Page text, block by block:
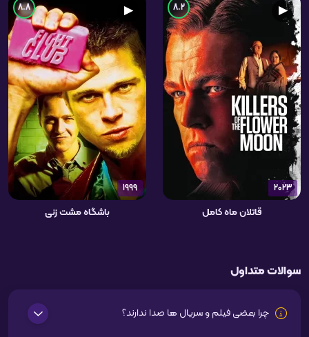
2023
▶
8.2
قاتلان ماه کامل
1999
▶
8.8
باشگاه مشت زنی
سوالات متداول
چرا بعضی فیلم و سریال ها صدا ندارند؟